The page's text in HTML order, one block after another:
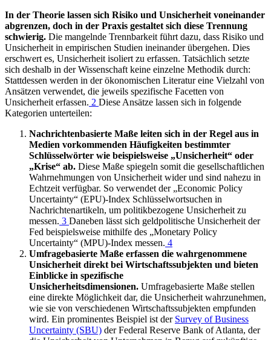
In der Theorie lassen sich Risiko und Unsicherheit voneinander
abgrenzen, doch in der Praxis gestaltet sich diese Trennung
schwierig. Die mangelnde Trennbarkeit führt dazu, dass Risiko und
Unsicherheit in empirischen Studien ineinander übergehen. Dies
erschwert es, Unsicherheit isoliert zu erfassen. Tatsächlich setzte
sich deshalb in der Wissenschaft keine einzelne Methodik durch:
Stattdessen werden in der ökonomischen Literatur eine Vielzahl von
Ansätzen verwendet, die jeweils spezifische Facetten von
Unsicherheit erfassen. 2 Diese Ansätze lassen sich in folgende
Kategorien unterteilen:
Nachrichtenbasierte Maße leiten sich in der Regel aus in
Medien vorkommenden Häufigkeiten bestimmter
Schlüsselwörter wie beispielsweise „Unsicherheit“ oder
„Krise“ ab. Diese Maße spiegeln somit die gesellschaftlichen
Wahrnehmungen von Unsicherheit wider und sind nahezu in
Echtzeit verfügbar. So verwendet der „Economic Policy
Uncertainty“ (EPU)-Index Schlüsselwortsuchen in
Nachrichtenartikeln, um politikbezogene Unsicherheit zu
messen. 3 Daneben lässt sich geldpolitische Unsicherheit der
Fed beispielsweise mithilfe des „Monetary Policy
Uncertainty“ (MPU)-Index messen. 4
Umfragebasierte Maße erfassen die wahrgenommene
Unsicherheit direkt bei Wirtschaftssubjekten und bieten
Einblicke in spezifische
Unsicherheitsdimensionen. Umfragebasierte Maße stellen
eine direkte Möglichkeit dar, die Unsicherheit wahrzunehmen,
wie sie von verschiedenen Wirtschaftssubjekten empfunden
wird. Ein prominentes Beispiel ist der Survey of Business
Uncertainty (SBU) derFederal Reserve Bank of Atlanta, der